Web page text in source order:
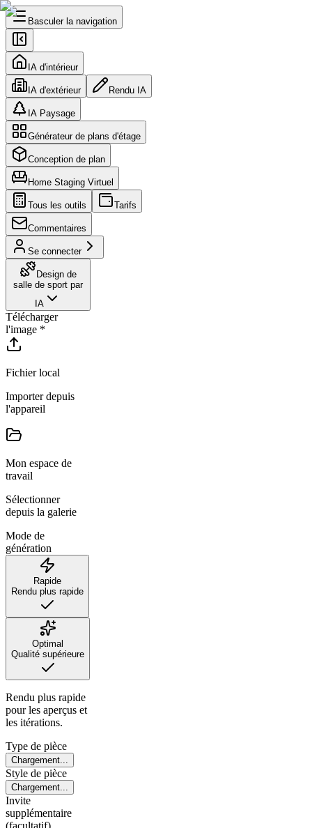
Basculer la navigation
IA d'intérieur
IA d'extérieur Rendu IA
IA Paysage
Générateur de plans d'étage
Conception de plan
Home Staging Virtuel
Tous les outils Tarifs
Commentaires
Se connecter
Design de
salle de sport par
IA
Télécharger
l'image *
Fichier local
Importer depuis
l'appareil
Mon espace de
travail
Sélectionner
depuis la galerie
Mode de
génération
Rapide
Rendu plus rapide
Optimal
Qualité supérieure
Rendu plus rapide
pour les aperçus et
les itérations.
Type de pièce
Chargement...
Style de pièce
Chargement...
Invite
supplémentaire
(facultatif)